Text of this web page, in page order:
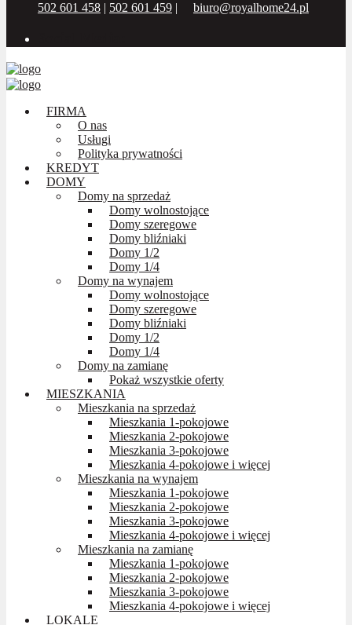
502 601 458 | 502 601 459 | biuro@royalhome24.pl
FIRMA
O nas
Usługi
Polityka prywatności
KREDYT
DOMY
Domy na sprzedaż
Domy wolnostojące
Domy szeregowe
Domy bliźniaki
Domy 1/2
Domy 1/4
Domy na wynajem
Domy wolnostojące
Domy szeregowe
Domy bliźniaki
Domy 1/2
Domy 1/4
Domy na zamianę
Pokaż wszystkie oferty
MIESZKANIA
Mieszkania na sprzedaż
Mieszkania 1-pokojowe
Mieszkania 2-pokojowe
Mieszkania 3-pokojowe
Mieszkania 4-pokojowe i więcej
Mieszkania na wynajem
Mieszkania 1-pokojowe
Mieszkania 2-pokojowe
Mieszkania 3-pokojowe
Mieszkania 4-pokojowe i więcej
Mieszkania na zamianę
Mieszkania 1-pokojowe
Mieszkania 2-pokojowe
Mieszkania 3-pokojowe
Mieszkania 4-pokojowe i więcej
LOKALE